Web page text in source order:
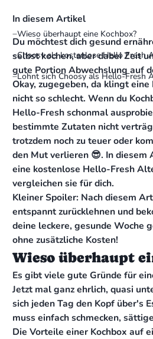
In diesem Artikel
Wieso überhaupt eine Kochbox?
Choosy als kostenlose Hello Fresh
Lohnt sich Choosy als Hello-Fresh
Du möchtest dich gesund
selbst kochen, aber dabei Zeit
gute Portion Abwechslung auf
Okay, zugegeben, da klingt
nicht so schlecht. Wenn du
Hello-Fresh schonmal
bestimmte Zutaten nicht
trotzdem noch zu teuer oder
den Mut verlieren 😎. In
eine kostenlose Hello-Fresh
vergleichen sie für dich.
Kleiner Spoiler: Nach diesem
entspannt zurücklehnen und
deine leckere, gesunde Woche
ohne zusätzliche Kosten!
Wieso überhaupt
Es gibt viele gute Gründe für
Jetzt mal ganz ehrlich, quasi
sich jeden Tag den Kopf über's
muss einfach schmecken,
Die Vorteile einer Kochbox auf